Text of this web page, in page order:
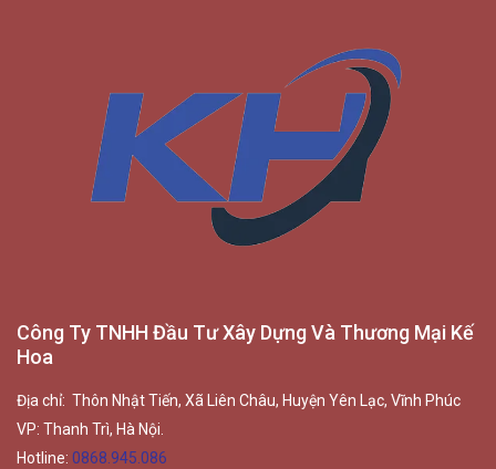
Công Ty TNHH Đầu Tư Xây Dựng Và Thương Mại Kế
Hoa
Địa chỉ: Thôn Nhật Tiến, Xã Liên Châu, Huyện Yên Lạc, Vĩnh Phúc
VP: Thanh Trì, Hà Nội.
Hotline: 0868.945.086